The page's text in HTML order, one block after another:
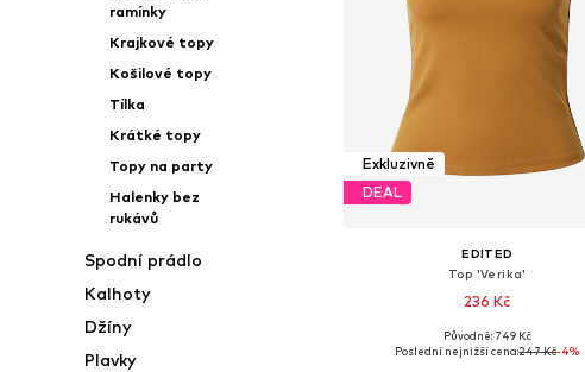
ramínky
Krajkové topy
Košilové topy
Tílka
Krátké topy
Topy na party
Halenky bez
rukávů
Spodní prádlo
Kalhoty
Džíny
Plavky
Exkluzivně
DEAL
EDITED
Top 'Verika'
236 Kč
Dostupné velikosti: XS, S, M, L, XL
Původně: 749 Kč
Poslední nejnižší cena:247 Kč-4%